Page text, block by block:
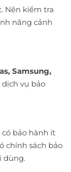
Nên kiểm tra
năng cảnh
Samsung,
vụ bảo
bảo hành ít
chính sách bảo
dùng.